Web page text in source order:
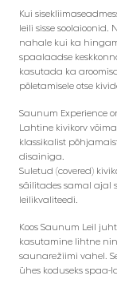
Kui
leili sisse soolaioonid.
nahale kui ka
spaalaadse
kasutada ka
põletamisele otse
Saunum Experience
Lahtine kivikorv
klassikalist
disainiga.
Suletud (covered)
säilitades samal ajal
leilikvaliteedi.
Koos Saunum Leil
kasutamine lihtne
saunarežiimi vahel.
ühes koduseks spaa-